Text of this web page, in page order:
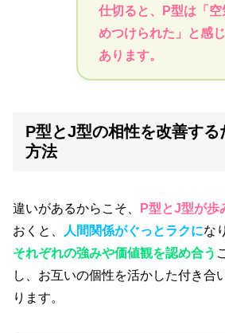
仕切ると、P型は「
めつけられた」と感
あります。
P型とJ型の相性を改善す
方法
違いがあるからこそ、 P型とJ型が歩
おくと、
人間関係がぐっとラクにな
それぞれの強みや価値観を認め合う
し、お互いの個性を活かした付き合
ります。